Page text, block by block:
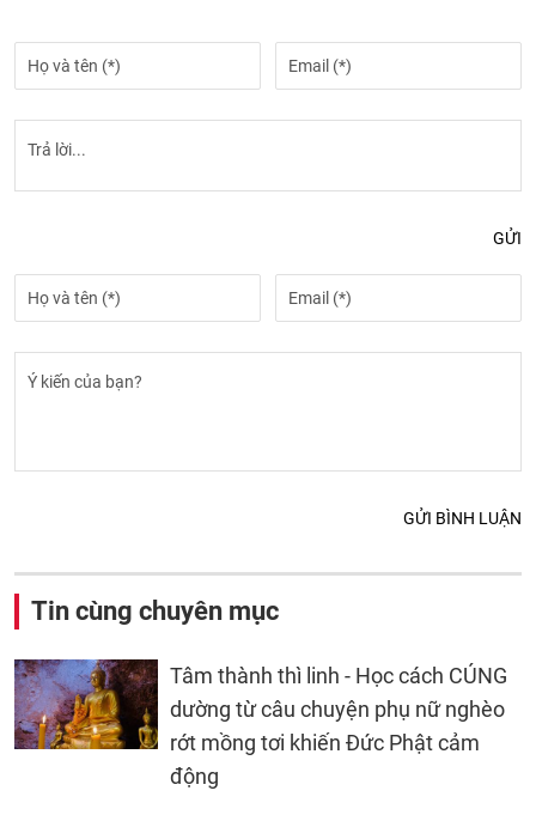
GỬI
GỬI BÌNH LUẬN
Tin cùng chuyên mục
Tâm thành thì linh - Học cách CÚNG
dường từ câu chuyện phụ nữ nghèo
rớt mồng tơi khiến Đức Phật cảm
động